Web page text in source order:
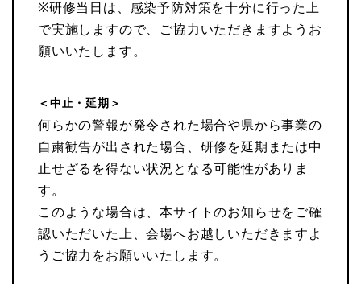
※研修当日は、感染予防対策を十分に行った上
で実施しますので、ご協力いただきますようお
願いいたします。
＜中止・延期＞
何らかの警報が発令された場合や県から事業の
自粛勧告が出された場合、研修を延期または中
止せざるを得ない状況となる可能性がありま
す。
このような場合は、本サイトのお知らせをご確
認いただいた上、会場へお越しいただきますよ
うご協力をお願いいたします。